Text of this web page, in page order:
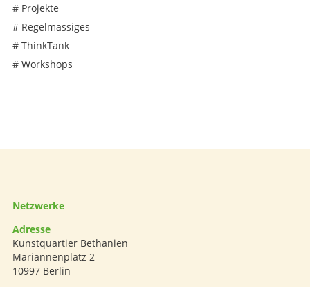
# Projekte
# Regelmässiges
# ThinkTank
# Workshops
Netzwerke
Adresse
Kunstquartier Bethanien
Mariannenplatz 2
10997 Berlin